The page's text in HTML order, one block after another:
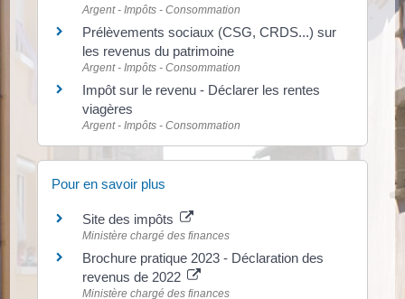
Argent - Impôts - Consommation
Prélèvements sociaux (CSG, CRDS...) sur
les revenus du patrimoine
Argent - Impôts - Consommation
Impôt sur le revenu - Déclarer les rentes
viagères
Argent - Impôts - Consommation
Pour en savoir plus
Site des impôts
Ministère chargé des finances
Brochure pratique 2023 - Déclaration des
revenus de 2022
Ministère chargé des finances